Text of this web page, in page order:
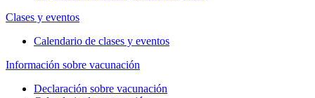
Clases y eventos
Calendario de clases y eventos
Información sobre vacunación
Declaración sobre vacunación